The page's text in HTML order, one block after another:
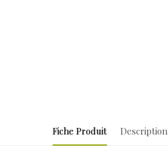
Fiche Produit Description